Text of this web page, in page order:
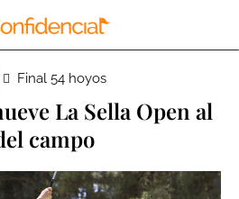
Final 54 hoyos
La Sella Open al
campo